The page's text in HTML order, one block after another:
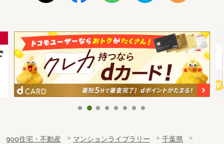
goo住宅・不動産 マンションライブラリー
千葉県